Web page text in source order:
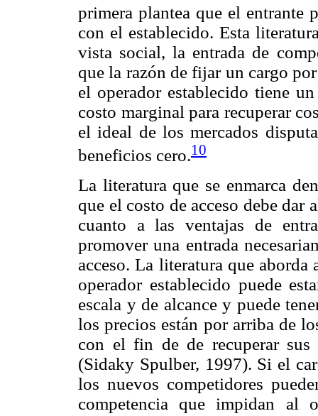
primera plantea que el entrante
con el establecido. Esta
vista social, la entrada de
que la razón de fijar un cargo
el operador establecido tiene
costo marginal para recuperar
el ideal de los mercados
beneficios cero.10
La literatura que se enmarca
que el costo de acceso debe dar
cuanto a las ventajas de
promover una entrada
acceso. La literatura que
operador establecido puede
escala y de alcance y puede
los precios están por arriba de
con el fin de de recuperar
(Sidaky Spulber, 1997). Si el
los nuevos competidores
competencia que impidan al